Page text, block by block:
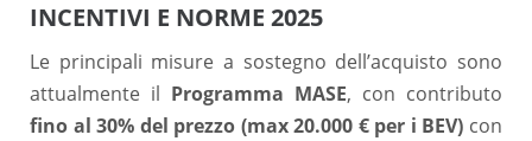
INCENTIVI E NORME 2025
Le principali misure a sostegno dell’acquisto sono
attualmente il Programma MASE, con contributo
fino al 30% del prezzo (max 20.000 € per i BEV) con